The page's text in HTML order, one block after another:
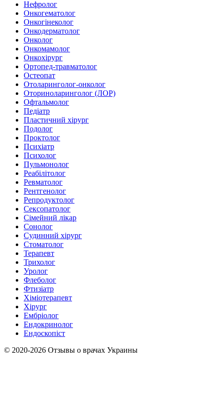
Нефролог
Онкогематолог
Онкогінеколог
Онкодерматолог
Онколог
Онкомамолог
Онкохірург
Ортопед-травматолог
Остеопат
Отоларинголог-онколог
Оториноларинголог (ЛОР)
Офтальмолог
Педіатр
Пластичний хірург
Подолог
Проктолог
Психіатр
Психолог
Пульмонолог
Реабілітолог
Ревматолог
Рентгенолог
Репродуктолог
Сексопатолог
Сімейний лікар
Сонолог
Судинний хірург
Стоматолог
Терапевт
Трихолог
Уролог
Флеболог
Фтизіатр
Хіміотерапевт
Хірург
Ембріолог
Ендокринолог
Ендоскопіст
© 2020-2026 Отзывы о врачах Украины